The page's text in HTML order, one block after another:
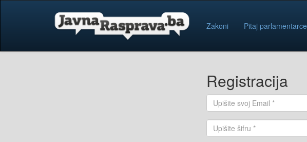
Zakoni Pitaj parlamentarce
Registracija